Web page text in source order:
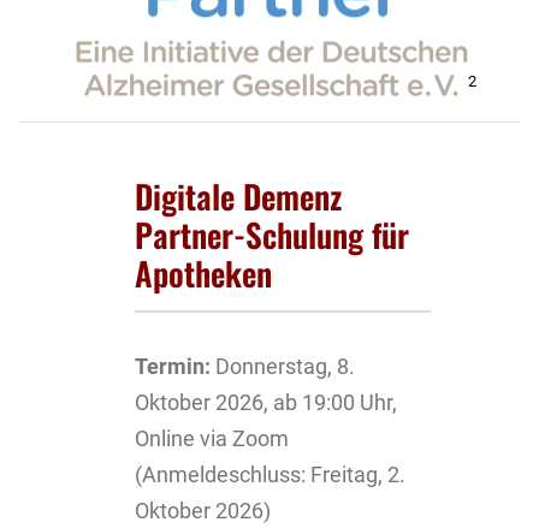
2
Digitale Demenz
Partner-Schulung für
Apotheken
Termin: Donnerstag, 8.
Oktober 2026, ab 19:00 Uhr,
Online via Zoom
(Anmeldeschluss: Freitag, 2.
Oktober 2026)